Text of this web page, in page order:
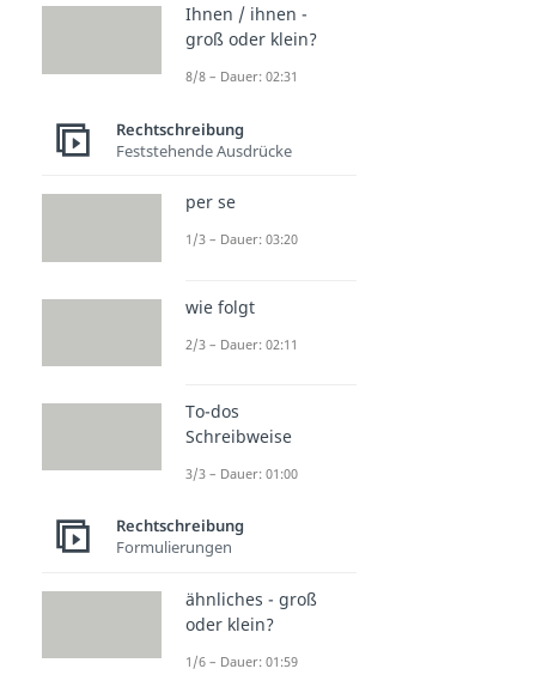
Ihnen / ihnen -
groß oder klein?
8/8 – Dauer: 02:31
Rechtschreibung
Feststehende Ausdrücke
per se
1/3 – Dauer: 03:20
wie folgt
2/3 – Dauer: 02:11
To-dos
Schreibweise
3/3 – Dauer: 01:00
Rechtschreibung
Formulierungen
ähnliches - groß
oder klein?
1/6 – Dauer: 01:59